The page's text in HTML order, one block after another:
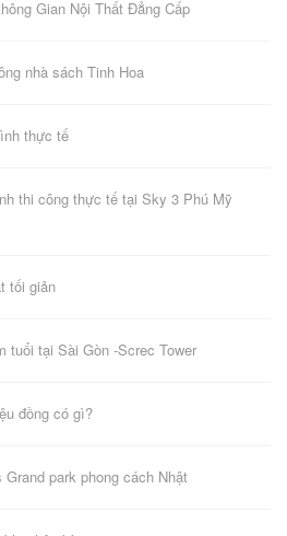
Gian Nội Thất Đẳng Cấp
nhà sách Tinh Hoa
thực tế
thi công thực tế tại Sky 3 Phú Mỹ
tối giản
tuổi tại Sài Gòn -Screc Tower
đồng có gì?
park phong cách Nhật